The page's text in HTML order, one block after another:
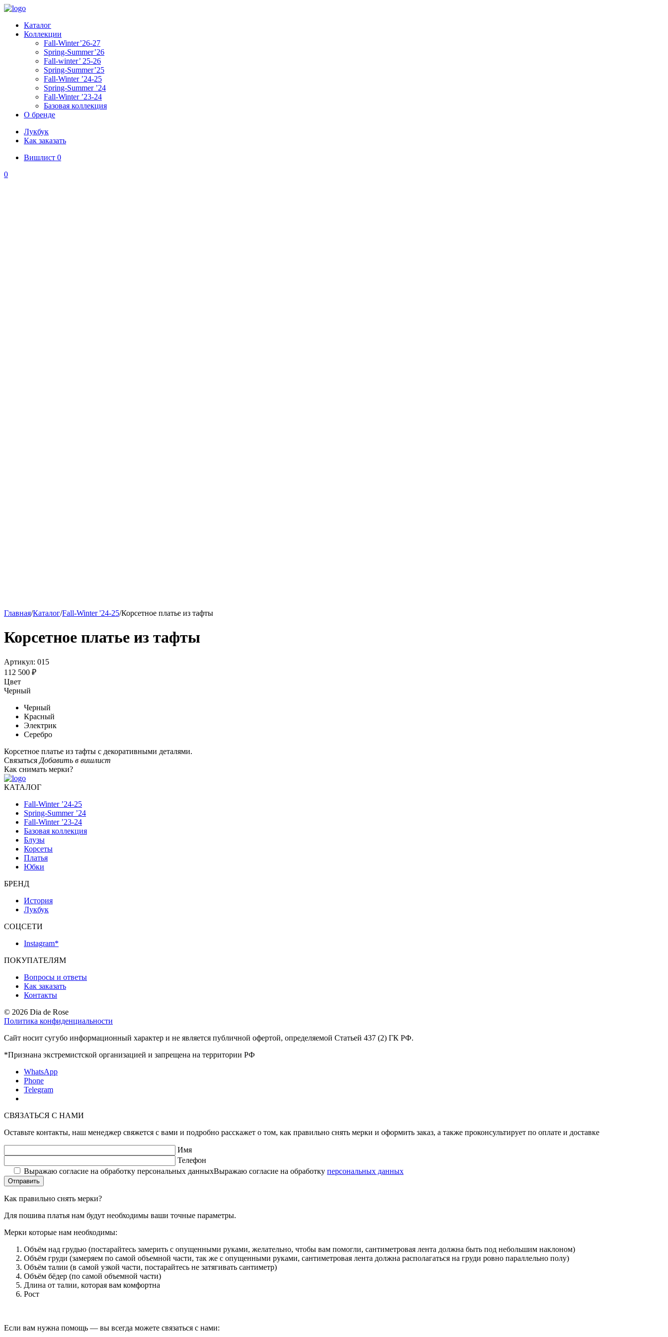
Каталог
Коллекции
Fall-Winter’26-27
Spring-Summer’26
Fall-winter’ 25-26
Spring-Summer’25
Fall-Winter ’24-25
Spring-Summer ’24
Fall-Winter ’23-24
Базовая коллекция
О бренде
Лукбук
Как заказать
Вишлист 0
0
Главная/Каталог/Fall-Winter '24-25/Корсетное платье из тафты
Корсетное платье из тафты
Артикул: 015
112 500 ₽
Цвет
Черный
Черный
Красный
Электрик
Серебро
Корсетное платье из тафты с декоративными деталями.
Связаться Добавить в вишлист
Как снимать мерки?
КАТАЛОГ
Fall-Winter ’24-25
Spring-Summer ’24
Fall-Winter ’23-24
Базовая коллекция
Блузы
Корсеты
Платья
Юбки
БРЕНД
История
Лукбук
СОЦСЕТИ
Instagram*
ПОКУПАТЕЛЯМ
Вопросы и ответы
Как заказать
Контакты
© 2026 Dia de Rose
Политика конфиденциальности
Сайт носит сугубо информационный характер и не является публичной офертой, определяемой Статьей 437 (2) ГК РФ.
*Признана экстремистской организацией и запрещена на территории РФ
WhatsApp
Phone
Telegram
СВЯЗАТЬСЯ С НАМИ
Оставьте контакты, наш менеджер свяжется с вами и подробно расскажет о том, как правильно снять мерки и оформить заказ, а также проконсультирует по оплате и доставке
Имя
Телефон
Выражаю согласие на обработку персональных данныхВыражаю согласие на обработку персональных данных
Как правильно снять мерки?
Для пошива платья нам будут необходимы ваши точные параметры.
Мерки которые нам необходимы:
Объём над грудью (постарайтесь замерить с опущенными руками, желательно, чтобы вам помогли, сантиметровая лента должна быть под небольшим наклоном)
Объём груди (замеряем по самой объемной части, так же с опущенными руками, сантиметровая лента должна располагаться на груди ровно параллельно полу)
Объём талии (в самой узкой части, постарайтесь не затягивать сантиметр)
Объём бёдер (по самой объемной части)
Длина от талии, которая вам комфортна
Рост
Если вам нужна помощь — вы всегда можете связаться с нами: